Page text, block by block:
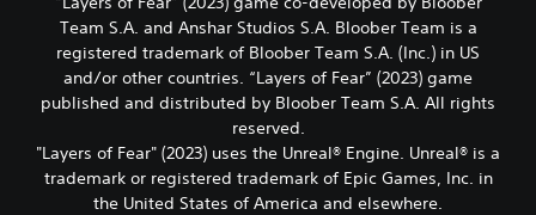
Team S.A. and Anshar Studios S.A. Bloober Team is a
registered trademark of Bloober Team S.A. (Inc.) in US
and/or other countries. “Layers of Fear” (2023) game
published and distributed by Bloober Team S.A. All rights
reserved.
"Layers of Fear" (2023) uses the Unreal® Engine. Unreal® is a
trademark or registered trademark of Epic Games, Inc. in
the United States of America and elsewhere.